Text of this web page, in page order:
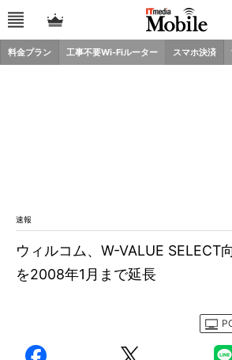
料金プラン 工事不要Wi-Fiルーター スマホ決済
速報
ウィルコム、W-VALUE SELECT
を2008年1月まで延長